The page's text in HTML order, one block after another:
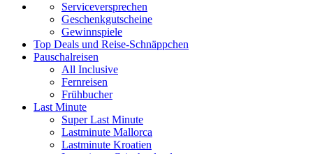
Serviceversprechen
Geschenkgutscheine
Gewinnspiele
Top Deals und Reise-Schnäppchen
Pauschalreisen
All Inclusive
Fernreisen
Frühbucher
Last Minute
Super Last Minute
Lastminute Mallorca
Lastminute Kroatien